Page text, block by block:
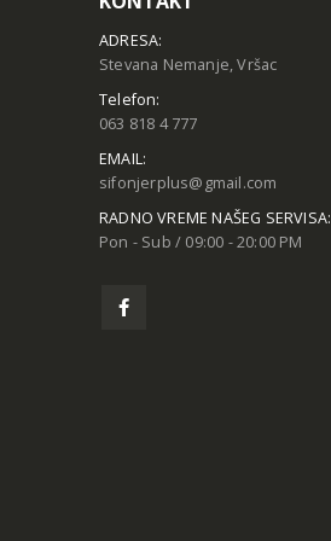
ADRESA:
Stevana Nemanje, Vršac
Telefon:
063 818 4 777
EMAIL:
sifonjerplus@gmail.com
RADNO VREME NAŠEG SERVISA:
Pon - Sub / 09:00 - 20:00 PM